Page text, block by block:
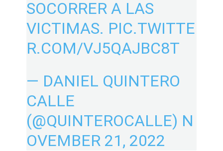
SOCORRER A LAS
VICTIMAS. PIC.TWITTE
R.COM/VJ5QAJBC8T
— DANIEL QUINTERO
CALLE
(@QUINTEROCALLE) N
OVEMBER 21, 2022